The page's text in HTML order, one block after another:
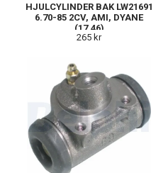
HJULCYLINDER BAK LW21691
6.70-85 2CV, AMI, DYANE
(17,46)
265 kr